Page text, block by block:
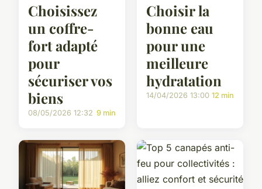
Choisissez
un coffre-
fort adapté
pour
sécuriser vos
biens
08/05/2026 12:32 9 min
Choisir la
bonne eau
pour une
meilleure
hydratation
14/04/2026 13:00 12 min